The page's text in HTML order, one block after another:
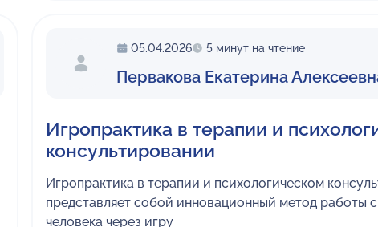
05.04.2026 5 минут на чтение
Первакова Екатерина
Игропрактика в терапии и
консультировании
Игропрактика в терапии и психологическом
представляет собой инновационный метод работы
человека через игру